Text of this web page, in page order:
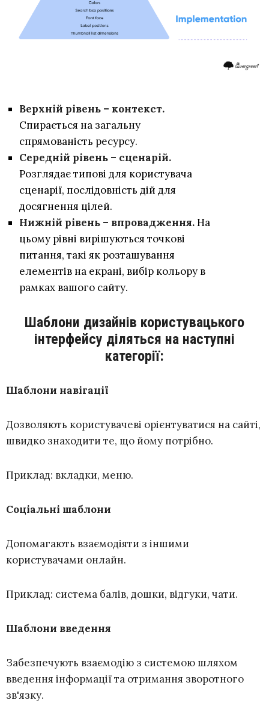
Верхній рівень – контекст.
Спирається на загальну
спрямованість ресурсу.
Середній рівень – сценарій.
Розглядає типові для користувача
сценарії, послідовність дій для
досягнення цілей.
Нижній рівень – впровадження.На
цьому рівні вирішуються точкові
питання, такі як розташування
елементів на екрані, вибір кольору в
рамках вашого сайту.
Шаблони дизайнів користувацького
інтерфейсу діляться на наступні
категорії:
Шаблони навігації
Дозволяють користувачеві орієнтуватися на сайті,
швидко знаходити те, що йому потрібно.
Приклад: вкладки, меню.
Соціальні шаблони
Допомагають взаємодіяти з іншими
користувачами онлайн.
Приклад: система балів, дошки, відгуки, чати.
Шаблони введення
Забезпечують взаємодію з системою шляхом
введення інформації та отримання зворотного
зв'язку.